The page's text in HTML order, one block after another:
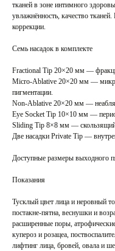
тканей в зоне интимного
увлажнённость, качество
коррекции.
Семь насадок в комплекте
Fractional Tip 20×20 мм —
Micro-Ablative 20×20 мм —
пигментации.
Non-Ablative 20×20 мм —
Eye Socket Tip 10×10 мм —
Sliding Tip 8×8 мм —
Две насадки Private Tip —
Доступные размеры выходного
Показания
Тусклый цвет лица и неровный
постакне-пятна, веснушки и
расширенные поры,
купероз и розацеа,
лифтинг лица, бровей, овала и